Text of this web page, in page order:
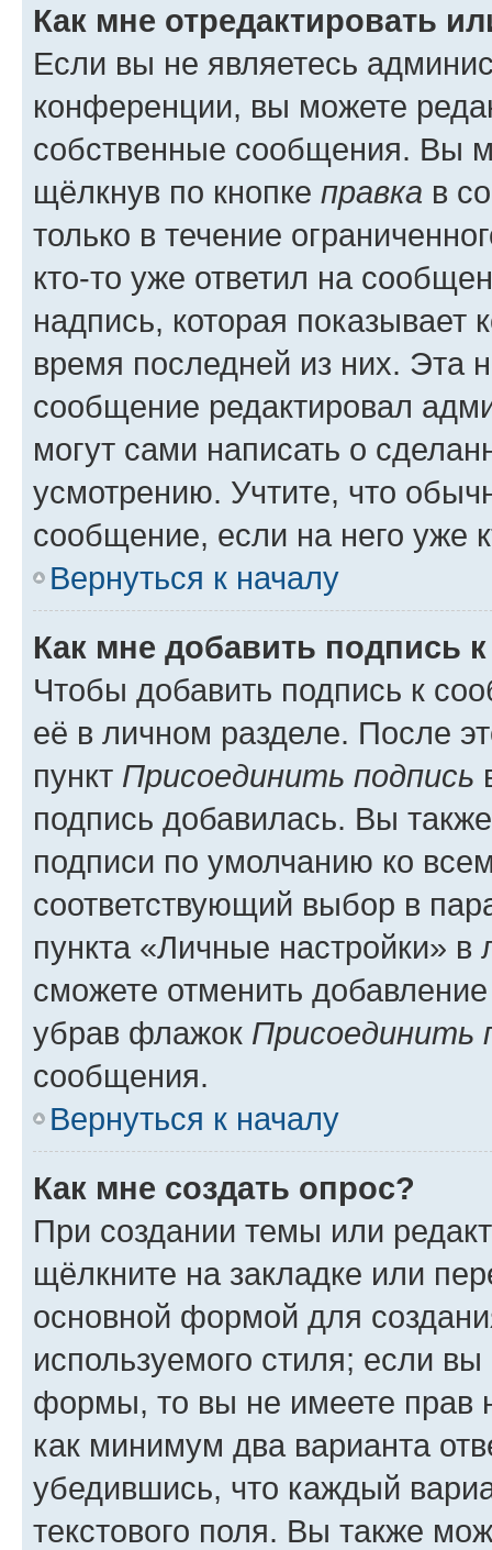
Как мне отредактировать
Если вы не являетесь
конференции, вы можете
собственные сообщения. Вы
щёлкнув по кнопке правка в
только в течение
кто-то уже ответил на
надпись, которая показывает
время последней из них. Эта
сообщение редактировал
могут сами написать о
усмотрению. Учтите, что
сообщение, если на него уже
Вернуться к началу
Как мне добавить подпись
Чтобы добавить подпись к
её в личном разделе. После
пункт Присоединить подпись
подпись добавилась. Вы
подписи по умолчанию ко
соответствующий выбор в
пункта «Личные настройки»
сможете отменить
убрав флажок Присоединить
сообщения.
Вернуться к началу
Как мне создать опрос?
При создании темы или
щёлкните на закладке или
основной формой для
используемого стиля; если
формы, то вы не имеете прав
как минимум два варианта
убедившись, что каждый
текстового поля. Вы также